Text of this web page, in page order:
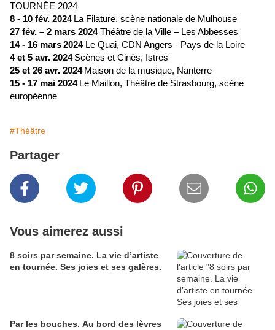
TOURNÉE 2024
8 - 10 fév. 2024 La Filature, scène nationale de Mulhouse
27 fév. – 2 mars 2024Théâtre de la Ville – Les Abbesses
14 - 16 mars2024Le Quai, CDN Angers - Pays de la Loire
4 et 5 avr. 2024 Scènes et Cinès, Istres
25 et 26 avr. 2024 Maison de la musique, Nanterre
15 - 17 mai 2024 Le Maillon, Théâtre de Strasbourg, scène
européenne
#Théâtre
Partager
Vous aimerez aussi
8 soirs par semaine. La vie d’artiste
en tournée. Ses joies et ses galères.
Par les bouches. Au bord des lèvres